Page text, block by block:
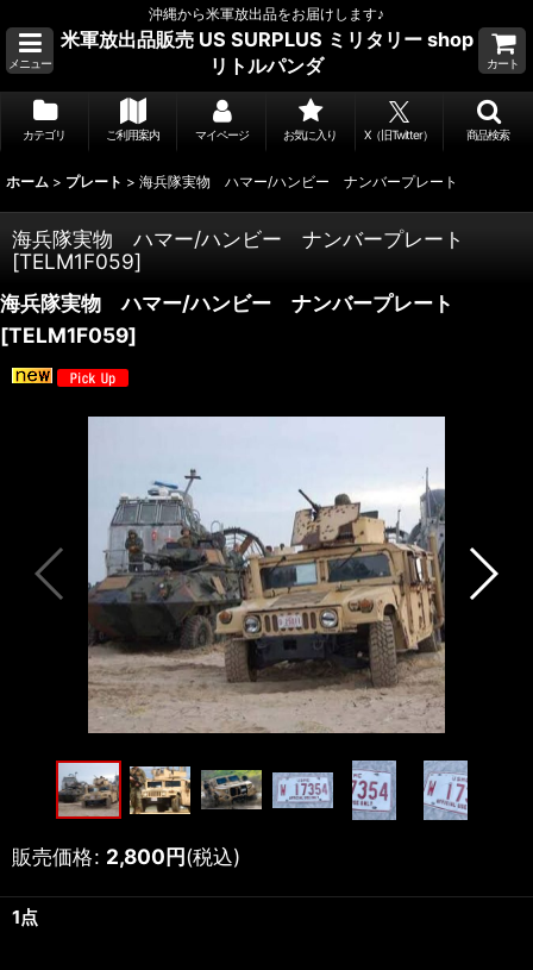
沖縄から米軍放出品をお届けします♪
メニュー
米軍放出品販売 US SURPLUS ミリタリー shop
リトルパンダ
カート
カテゴリ ご利用案内 マイページ お気に入り X（旧Twitter） 商品検索
ホーム > プレート > 海兵隊実物 ハマー/ハンビー ナンバープレート
海兵隊実物 ハマー/ハンビー ナンバープレート
[TELM1F059]
海兵隊実物 ハマー/ハンビー ナンバープレート
[TELM1F059]
販売価格: 2,800円(税込)
1点